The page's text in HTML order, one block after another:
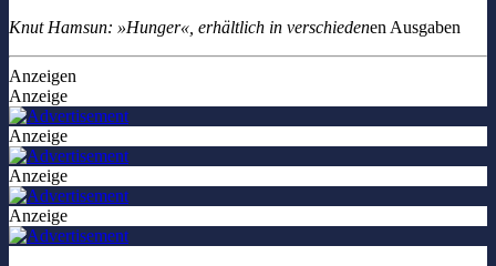
Knut Hamsun: »Hunger«, erhältlich in verschiedenen Ausgaben
Anzeigen
Anzeige
Anzeige
Anzeige
Anzeige